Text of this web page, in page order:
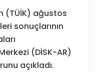
(TÜİK) ağustos
sonuçlarının
(DİSK-AR)
açıkladı.